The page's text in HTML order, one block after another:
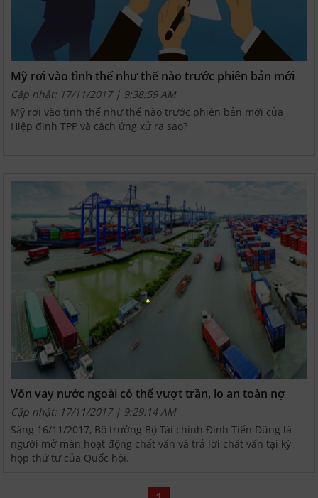
Mỹ rơi vào tình thế như thế nào trước phiên bản mới
của Hiệp định TPP
Cập nhật: 17/11/2017 | 9:38:59 AM
Mỹ rơi vào tình thế như thế nào trước phiên bản mới của
Hiệp định TPP và cách ứng xử ra sao?
Vốn vay nước ngoài có thể vượt trần, lo an toàn nợ
công
Cập nhật: 17/11/2017 | 9:29:14 AM
Sáng 16/11/2017, Bộ trưởng Bộ Tài chính Đinh Tiến Dũng là
người mở màn hoạt động chất vấn và trả lời chất vấn tại kỳ
họp thứ tư của Quốc hội.